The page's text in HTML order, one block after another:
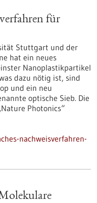
für
Stuttgart und der
hat ein neues
Nanoplastikpartikel
dazu nötig ist, sind
und ein neu
optische Sieb. Die
Photonics“
nachweisverfahren-